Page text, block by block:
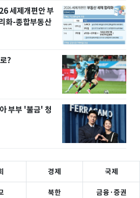
세제개편안 부
화-종합부동산
?
부부 '불금' 청
경제 국제
북한 금융·증권